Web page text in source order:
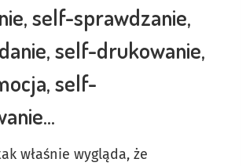
self-sprawdzanie,
self-drukowanie,
self-
właśnie wygląda, że